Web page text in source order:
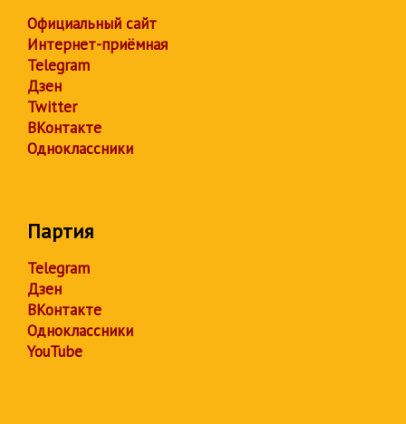
Официальный сайт
Интернет-приёмная
Telegram
Дзен
Twitter
ВКонтакте
Одноклассники
Партия
Telegram
Дзен
ВКонтакте
Одноклассники
YouTube